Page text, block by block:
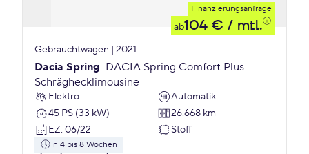
Finanzierungsanfrage
ab104 € / mtl.
Gebrauchtwagen | 2021
Dacia Spring DACIA Spring Comfort Plus
Schräghecklimousine
Elektro
Automatik
45 PS (33 kW)
26.668 km
EZ: 06/22 Stoff
in 4 bis 8 Wochen